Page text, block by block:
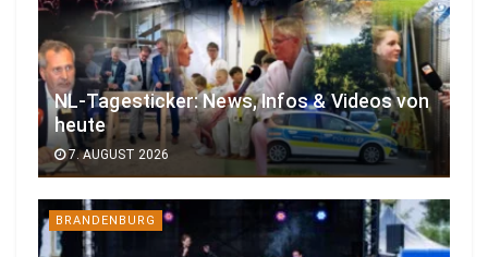
NL-Tagesticker: News, Infos & Videos von
heute
7. AUGUST 2026
BRANDENBURG